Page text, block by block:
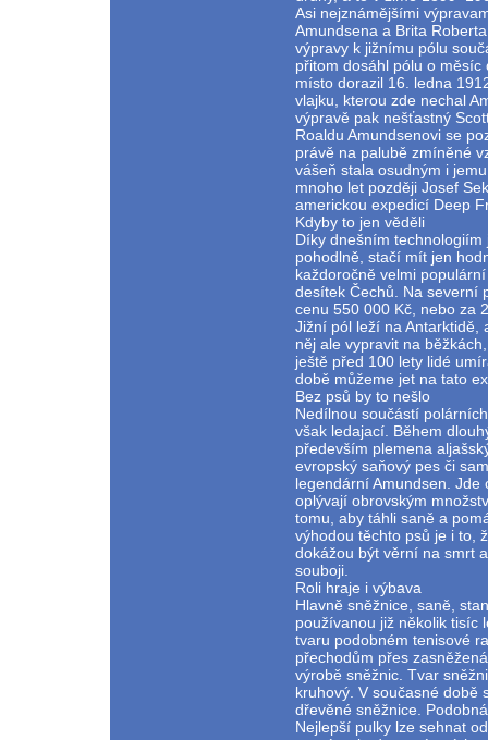
Asi nejznámějšími
Amundsena a Brita
výpravy k jižnímu pólu
přitom dosáhl pólu o
místo dorazil 16. ledna
vlajku, kterou zde nechal
výpravě pak nešťastný
Roaldu Amundsenovi se
právě na palubě zmíněné
vášeň stala osudným i
mnoho let později Josef
americkou expedicí Deep
Kdyby to jen věděli
Díky dnešním
pohodlně, stačí mít jen
každoročně velmi
desítek Čechů. Na severní
cenu 550 000 Kč, nebo za
Jižní pól leží na Antarktidě,
něj ale vypravit na
ještě před 100 lety lidé
době můžeme jet na tato
Bez psů by to nešlo
Nedílnou součástí
však ledajací. Během
především plemena
evropský saňový pes či
legendární Amundsen.
oplývají obrovským
tomu, aby táhli saně a
výhodou těchto psů je i to,
dokážou být věrní na smrt
souboji.
Roli hraje i výbava
Hlavně sněžnice, saně,
používanou již několik tisíc
tvaru podobném tenisové
přechodům přes
výrobě sněžnic. Tvar
kruhový. V současné době
dřevěné sněžnice.
Nejlepší pulky lze sehnat